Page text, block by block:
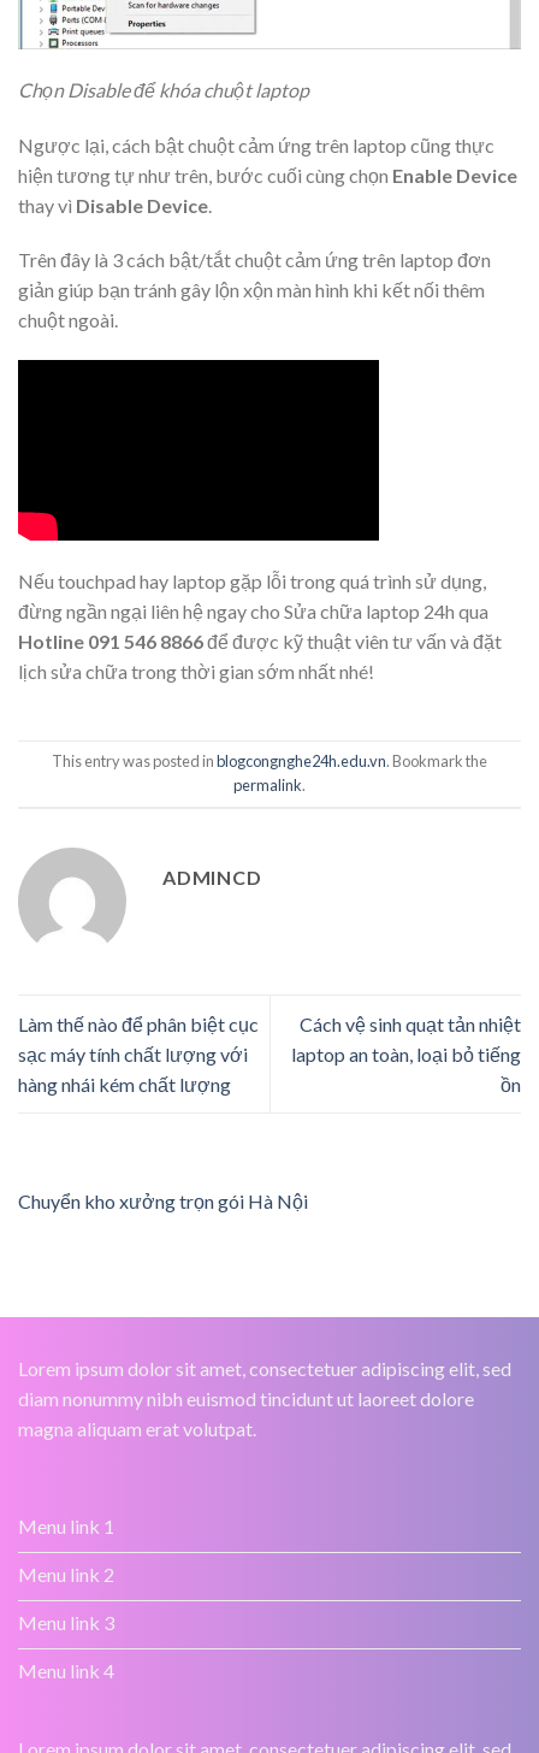
Chọn Disable để khóa chuột laptop
Ngược lại, cách bật chuột cảm ứng trên laptop cũng thực
hiện tương tự như trên, bước cuối cùng chọn Enable Device
thay vì Disable Device
Trên đây là 3 cách bật/tắt chuột cảm ứng trên laptop đơn
giản giúp bạn tránh gây lộn xộn màn hình khi kết nối thêm
chuột ngoài.
Nếu touchpad hay laptop gặp lỗi trong quá trình sử dụng,
đừng ngần ngại liên hệ ngay cho Sửa chữa laptop 24h qua
Hotline 091 546 8866để được kỹ thuật viên tư vấn và đặt
lịch sửa chữa trong thời gian sớm nhất nhé!
This entry was posted inblogcongnghe24h.edu.vn. Bookmark the
permalink.
ADMINCD
Làm thế nào để phân biệt cục
sạc máy tính chất lượng với
hàng nhái kém chất lượng
Cách vệ sinh quạt tản nhiệt
laptop an toàn, loại bỏ tiếng
ồn
Chuyển kho xưởng trọn gói Hà Nội
Lorem ipsum dolor sit amet, consectetuer adipiscing elit, sed
diam nonummy nibh euismod tincidunt ut laoreet dolore
magna aliquam erat volutpat.
Menu link 1
Menu link 2
Menu link 3
Menu link 4